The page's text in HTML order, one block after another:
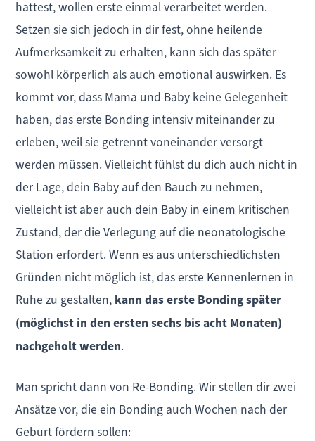
hattest, wollen erste einmal verarbeitet werden.
Setzen sie sich jedoch in dir fest, ohne heilende
Aufmerksamkeit zu erhalten, kann sich das später
sowohl körperlich als auch emotional auswirken. Es
kommt vor, dass Mama und Baby keine Gelegenheit
haben, das erste Bonding intensiv miteinander zu
erleben, weil sie getrennt voneinander versorgt
werden müssen. Vielleicht fühlst du dich auch nicht in
der Lage, dein Baby auf den Bauch zu nehmen,
vielleicht ist aber auch dein Baby in einem kritischen
Zustand, der die Verlegung auf die neonatologische
Station erfordert. Wenn es aus unterschiedlichsten
Gründen nicht möglich ist, das erste Kennenlernen in
Ruhe zu gestalten, kann das erste Bonding später
(möglichst in den ersten sechs bis acht Monaten)
nachgeholt werden.
Man spricht dann von Re-Bonding. Wir stellen dir zwei
Ansätze vor, die ein Bonding auch Wochen nach der
Geburt fördern sollen: